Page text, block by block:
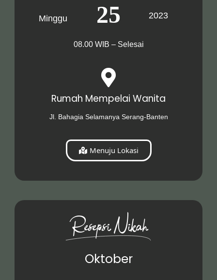
Minggu 25 2023
08.00 WIB – Selesai
Rumah Mempelai Wanita
Jl. Bahagia Selamanya Serang-Banten
Menuju Lokasi
Resepsi Nikah
Oktober